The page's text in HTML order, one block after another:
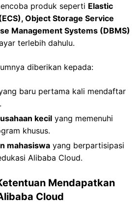
produk seperti Elastic
Object Storage Service
Management Systems (DBMS)
terlebih dahulu.
diberikan kepada:
baru pertama kali mendaftar
kecil yang memenuhi
khusus.
mahasiswa yang berpartisipasi
Alibaba Cloud.
Mendapatkan
Cloud